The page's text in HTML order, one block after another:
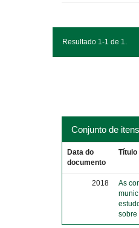
Resultado 1-1 de 1.
Conjunto de
Data do
documento
Título
2018
As
sobre